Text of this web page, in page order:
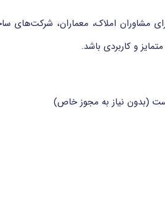
و کاربردی باشد.
(بدون نیاز به مجوز خاص)